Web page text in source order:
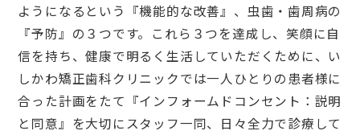
ようになるという『機能的な改善』、虫歯・歯周病の
『予防』の３つです。これら３つを達成し、笑顔に自
信を持ち、健康で明るく生活していただくために、い
しかわ矯正歯科クリニックでは一人ひとりの患者様に
合った計画をたて『インフォームドコンセント：説明
と同意』を大切にスタッフ一同、日々全力で診療して